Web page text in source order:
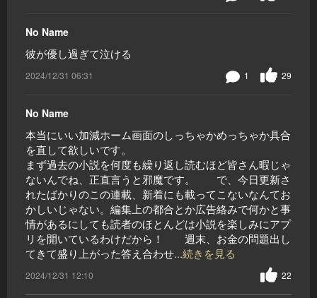
No Name
彼が優し過ぎて泣ける
2024/12/31 06:31 29
1
No Name
本当にいい加減ホーム画面のしっちゃかめっちゃか具合
を直して欲しいです。
まず過去の小説を何度も繰り返し読むほど皆さん暇じゃ
ないんでね、正直言うと邪魔です。 で、今日更新さ
れたばかりのこの連載、新着にも載ってこないなんてお
かしいじゃない。編集上の都合とか広告絡みで何かと事
情があるにしても読者のほとんどは小説を楽しみにアプ
リを開いているわけだから！ 週末、お金の問題出し
てきて盛り上がった答え合わせ...続きを見る
2024/12/31 12:10 22